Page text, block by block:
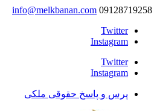
09128719258
info@melkbanan.com
Twitter
Instagram
Twitter
Instagram
پرس و پاسخ حقوقی ملکی